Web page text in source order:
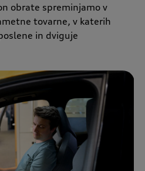
obrate spreminjamo v
tovarne, v katerih
in dviguje